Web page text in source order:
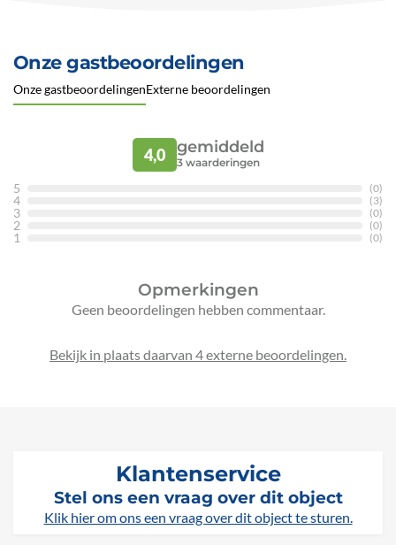
Onze gastbeoordelingen
Onze gastbeoordelingenExterne beoordelingen
4,0 gemiddeld
3waarderingen
5 (0)
4 (3)
3 (0)
2 (0)
1 (0)
Opmerkingen
Geen beoordelingen hebben commentaar.
Bekijk in plaats daarvan 4 externe beoordelingen.
Klantenservice
Stel ons een vraag over dit object
Klik hier om ons een vraag over dit object te sturen.